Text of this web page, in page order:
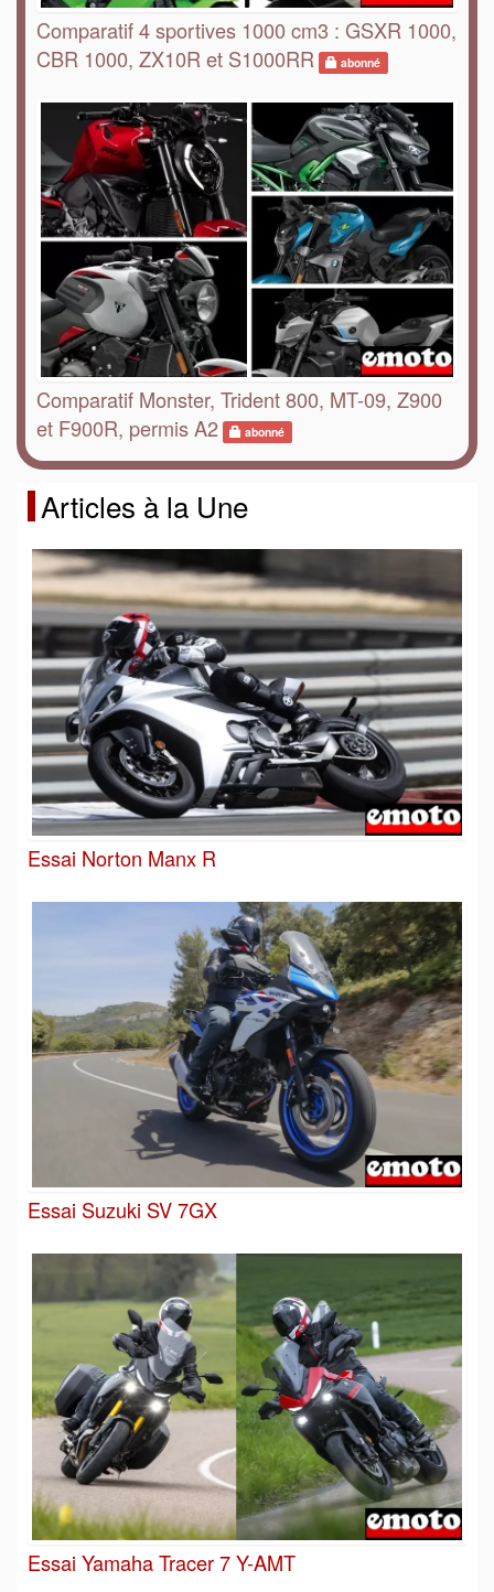
Comparatif 4 sportives 1000 cm3 : GSXR 1000,
CBR 1000, ZX10R et S1000RR
abonné
Comparatif Monster, Trident 800, MT-09, Z900
et F900R, permis A2
abonné
Articles à la Une
Essai Norton Manx R
Essai Suzuki SV 7GX
Essai Yamaha Tracer 7 Y-AMT